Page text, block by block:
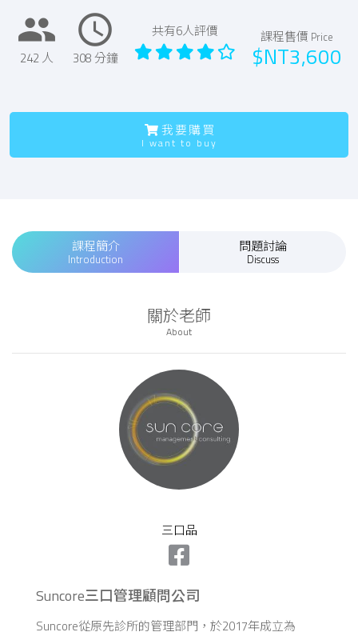
people
242 人
access_time
308 分鐘
共有6人評價 課程售價 Price
$NT3,600
我要購買
I want to buy
課程簡介
Introduction
問題討論
Discuss
關於老師
About
三口品
Suncore三口管理顧問公司
Suncore從原先診所的管理部門，於2017年成立為